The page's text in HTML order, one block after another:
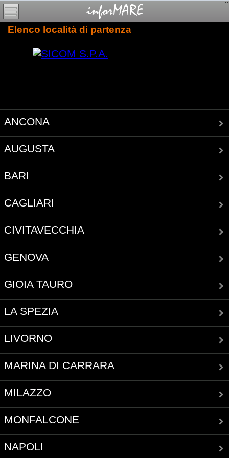
Elenco località di partenza
ANCONA
AUGUSTA
BARI
CAGLIARI
CIVITAVECCHIA
GENOVA
GIOIA TAURO
LA SPEZIA
LIVORNO
MARINA DI CARRARA
MILAZZO
MONFALCONE
NAPOLI